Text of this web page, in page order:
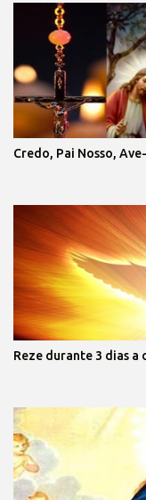
Credo, Pai Nosso,
Reze durante 3 dias